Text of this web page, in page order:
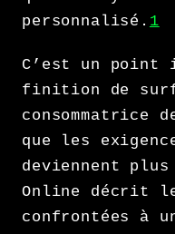
personnalisé. 1
C’est un point
finition de
consommatrice
que les
deviennent plus
Online décrit
confrontées à